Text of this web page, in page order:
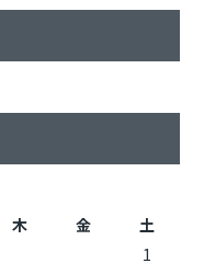
木 金 土
1